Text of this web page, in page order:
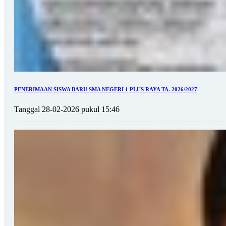
PENERIMAAN SISWA BARU SMA NEGERI 1 PLUS RAYA TA. 2026/2027
Tanggal 28-02-2026 pukul 15:46